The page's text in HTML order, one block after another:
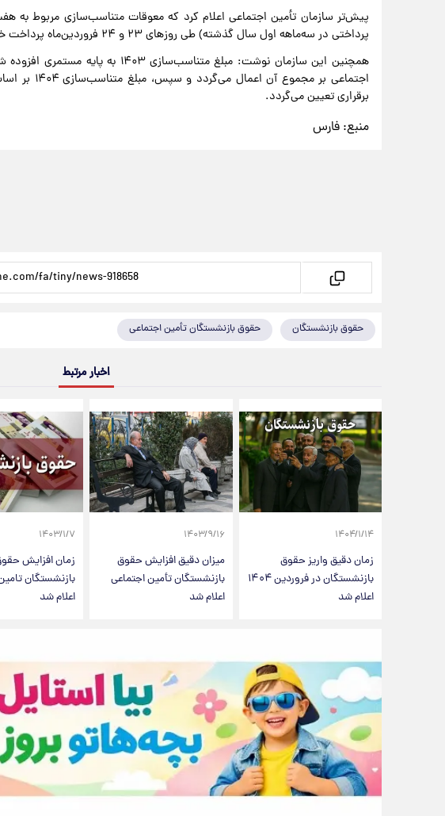
پرداختی در سه‌ماهه اول سال گذشته) طی روزهای ۲۳ و ۲۴ فروردین‌ماه پرداخت خواهد شد.
برقراری تعیین می‌گردد.
منبع: فارس
حقوق بازنشستگان حقوق بازنشستگان تأمین اجتماعی
اخبار مرتبط
۱۴۰۴/۱/۱۴
زمان دقیق واریز حقوق
بازنشستگان در فروردین ۱۴۰۴
اعلام شد
۱۴۰۳/۹/۱۶
میزان دقیق افزایش حقوق
بازنشستگان تأمین اجتماعی
اعلام شد
۱۴۰۳/۱/۷
زمان افزایش
بازنشستگان
اعلام شد